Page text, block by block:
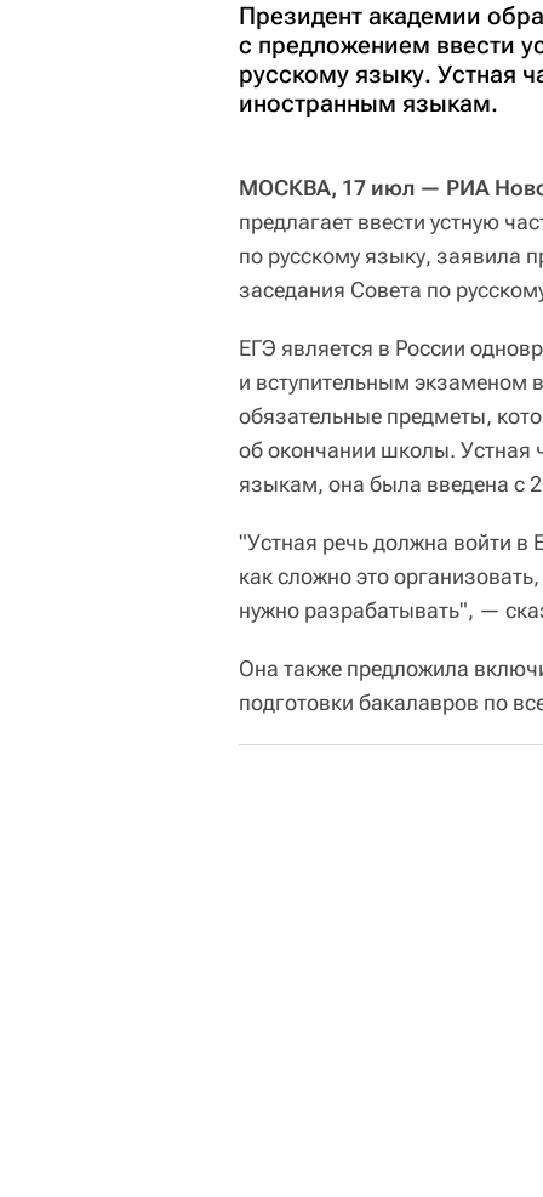
Президент академии
с предложением ввести
русскому языку. Устная
иностранным языкам.
МОСКВА, 17 июл — РИА
предлагает ввести устную
по русскому языку, заявила
заседания Совета по
ЕГЭ является в России
и вступительным экзаменом
обязательные предметы,
об окончании школы. Устная
языкам, она была введена с
"Устная речь должна войти
как сложно это
нужно разрабатывать", —
Она также предложила
подготовки бакалавров по